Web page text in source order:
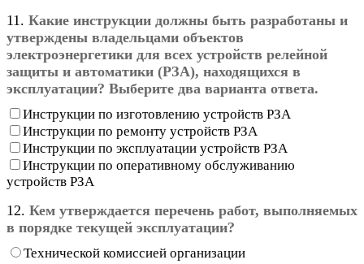
11. Какие инструкции должны быть разработаны и
утверждены владельцами объектов
электроэнергетики для всех устройств релейной
защиты и автоматики (РЗА), находящихся в
эксплуатации? Выберите два варианта ответа.
Инструкции по изготовлению устройств РЗА
Инструкции по ремонту устройств РЗА
Инструкции по эксплуатации устройств РЗА
Инструкции по оперативному обслуживанию
устройств РЗА
12. Кем утверждается перечень работ, выполняемых
в порядке текущей эксплуатации?
Технической комиссией организации